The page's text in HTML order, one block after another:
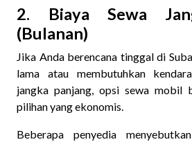
2. Biaya Sewa
(Bulanan)
Jika Anda berencana tinggal di
lama atau membutuhkan
jangka panjang, opsi sewa mobil
pilihan yang ekonomis.
Beberapa penyedia